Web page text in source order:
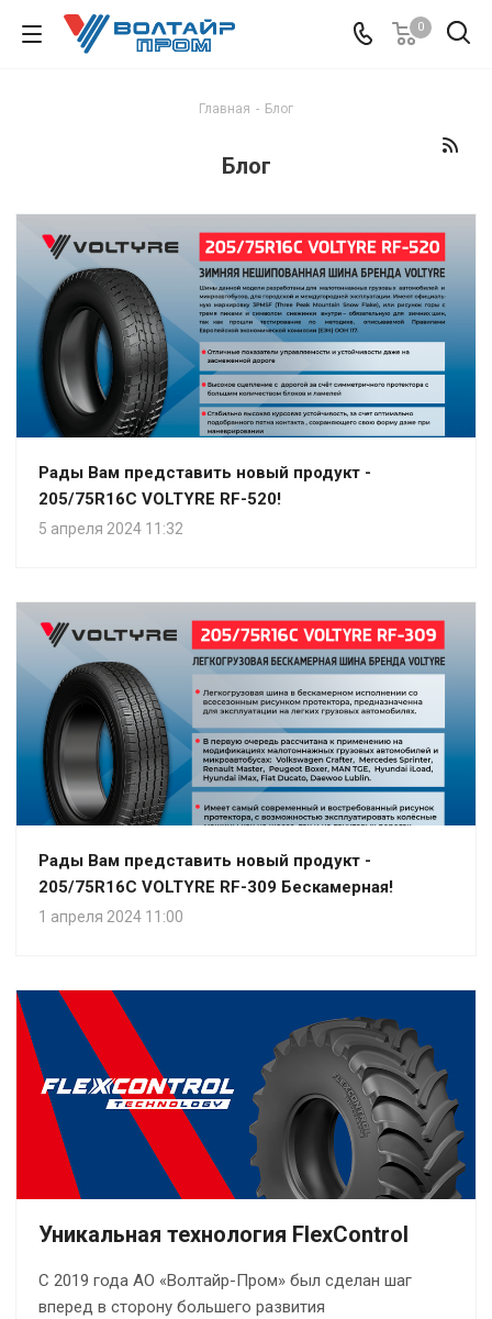
0
Главная - Блог
Блог
Рады Вам представить новый продукт -
205/75R16C VOLTYRE RF-520!
5 апреля 2024 11:32
Рады Вам представить новый продукт -
205/75R16C VOLTYRE RF-309 Бескамерная!
1 апреля 2024 11:00
Уникальная технология FlexControl
С 2019 года АО «Волтайр-Пром» был сделан шаг
вперед в сторону большего развития